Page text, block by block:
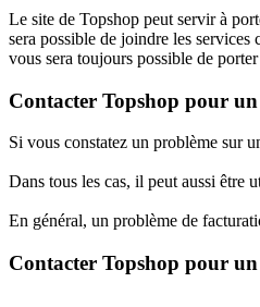
Le site de Topshop peut servir à
sera possible de joindre les
vous sera toujours possible de
Contacter Topshop pour
Si vous constatez un problème sur
Dans tous les cas, il peut aussi être
En général, un problème de
Contacter Topshop pour